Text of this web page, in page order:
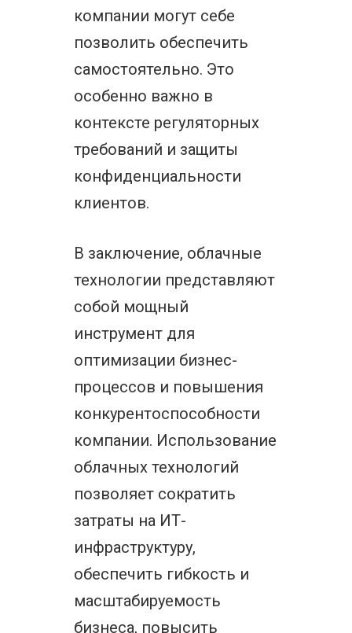
компании могут себе
позволить обеспечить
самостоятельно. Это
особенно важно в
контексте регуляторных
требований и защиты
конфиденциальности
клиентов.
В заключение, облачные
технологии представляют
собой мощный
инструмент для
оптимизации бизнес-
процессов и повышения
конкурентоспособности
компании. Использование
облачных технологий
позволяет сократить
затраты на ИТ-
инфраструктуру,
обеспечить гибкость и
масштабируемость
бизнеса, повысить